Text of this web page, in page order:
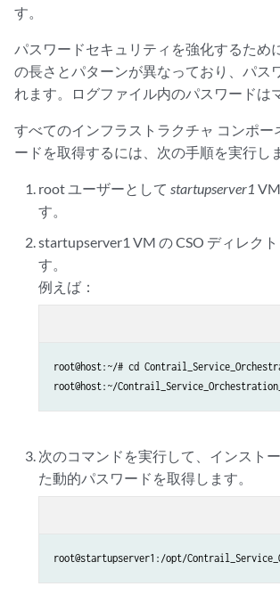
す。
パスワードセキュリティを強化するため
の長さとパターンが異なっており、パス
れます。ログファイル内のパスワードは
すべてのインフラストラクチャ コンポー
ードを取得するには、次の手順を実行し
root ユーザーとしてstartupserver1
す。
startupserver1 VM の CSO ディレク
す。
例えば：
root@host:~/# cd
root@host:~/
次のコマンドを実行して、インスト
た動的パスワードを取得します。
root@startupserver1:/opt/